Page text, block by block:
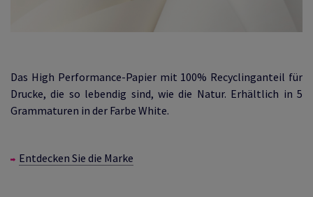
Das High Performance-Papier mit 100% Recyclinganteil für
Drucke, die so lebendig sind, wie die Natur. Erhältlich in 5
Grammaturen in der Farbe White.
Entdecken Sie die Marke